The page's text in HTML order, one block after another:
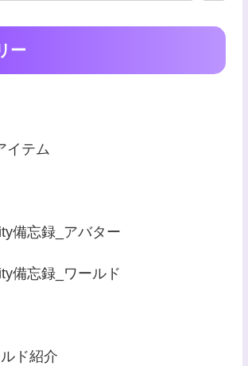
ー
イテム
備忘録_アバター
備忘録_ワールド
ド紹介